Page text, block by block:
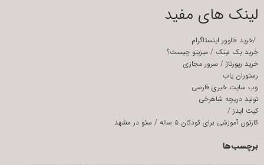
لینک های مفید
/خرید فالوور اینستاگرام
خرید بک لینک / میزیتو چیست؟
خرید رپورتاژ / سرور مجازی
رستوران یاب
وب سایت خبری فارسی
تولید دریچه شاهرخی
کیت ایدز /
کارتون آموزشی برای کودکان ۵ ساله
/ سئو در مشهد
برچسب‌ها